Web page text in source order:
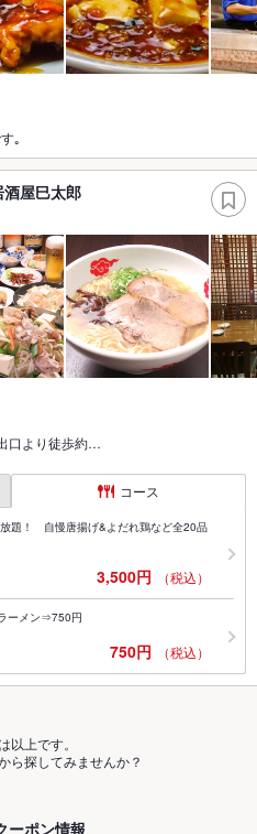
｡
屋巳太郎
口より徒歩約…
コース
題！ 自慢唐揚げ&よだれ鶏など全20品
3,500円 （税込）
ーメン⇒750円
750円 （税込）
以上です。
ら探してみませんか？
ーポン情報